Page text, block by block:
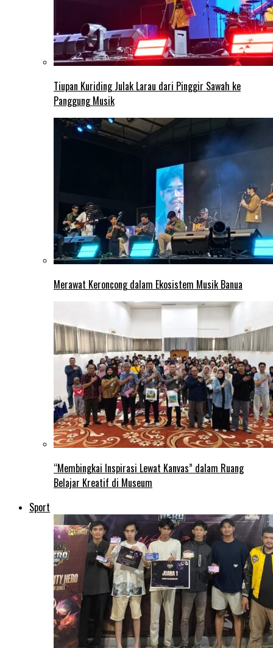
Tiupan Kuriding Julak Larau dari Pinggir Sawah ke
Panggung Musik
Merawat Keroncong dalam Ekosistem Musik Banua
“Membingkai Inspirasi Lewat Kanvas” dalam Ruang
Belajar Kreatif di Museum
Sport